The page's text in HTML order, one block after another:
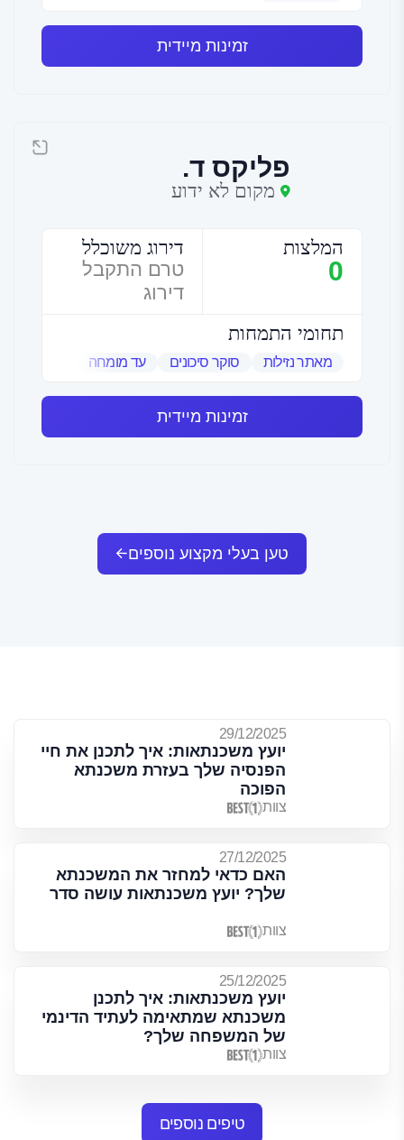
זמינות מיידית
פליקס ד.
מקום לא ידוע
המלצות
0
דירוג משוכלל
טרם התקבל
דירוג
תחומי התמחות
מאתר נזילות סוקר סיכונים עד מומחה
זמינות מיידית
טען בעלי מקצוע נוספים
29/12/2025
יועץ משכנתאות: איך לתכנן את חיי
הפנסיה שלך בעזרת משכנתא
הפוכה
צוות
27/12/2025
האם כדאי למחזר את המשכנתא
שלך? יועץ משכנתאות עושה סדר
צוות
25/12/2025
יועץ משכנתאות: איך לתכנן
משכנתא שמתאימה לעתיד הדינמי
של המשפחה שלך?
צוות
טיפים נוספים